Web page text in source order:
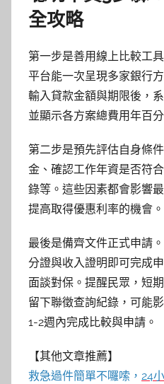
全攻略
第一步是善用線上比較工
平台能一次呈現多家銀行
輸入貸款金額與期限後，
並顯示各方案總費用年百分
第二步是預先評估自身條
金、確認工作年資是否符
錄等。這些因素都會影響
提高取得優惠利率的機會。
最後是備齊文件正式申請
分證與收入證明即可完成
面談對保。提醒民眾，短
留下聯徵查詢紀錄，可能
1-2週內完成比較與申請。
【其他文章推薦】
救急過件簡單不囉嗦， 24